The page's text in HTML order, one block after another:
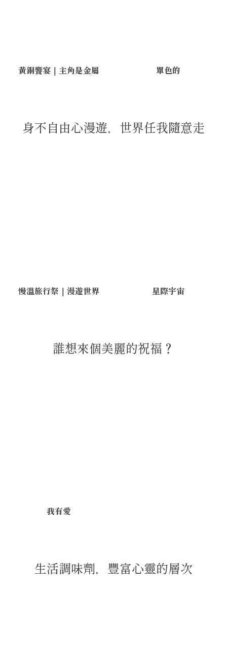
黃銅饗宴｜主角是金屬 單色的
身不自由心漫遊，世界任我隨意走
慢溫旅行祭｜漫遊世界 星際宇宙
誰想來個美麗的祝福？
我有愛
生活調味劑，豐富心靈的層次